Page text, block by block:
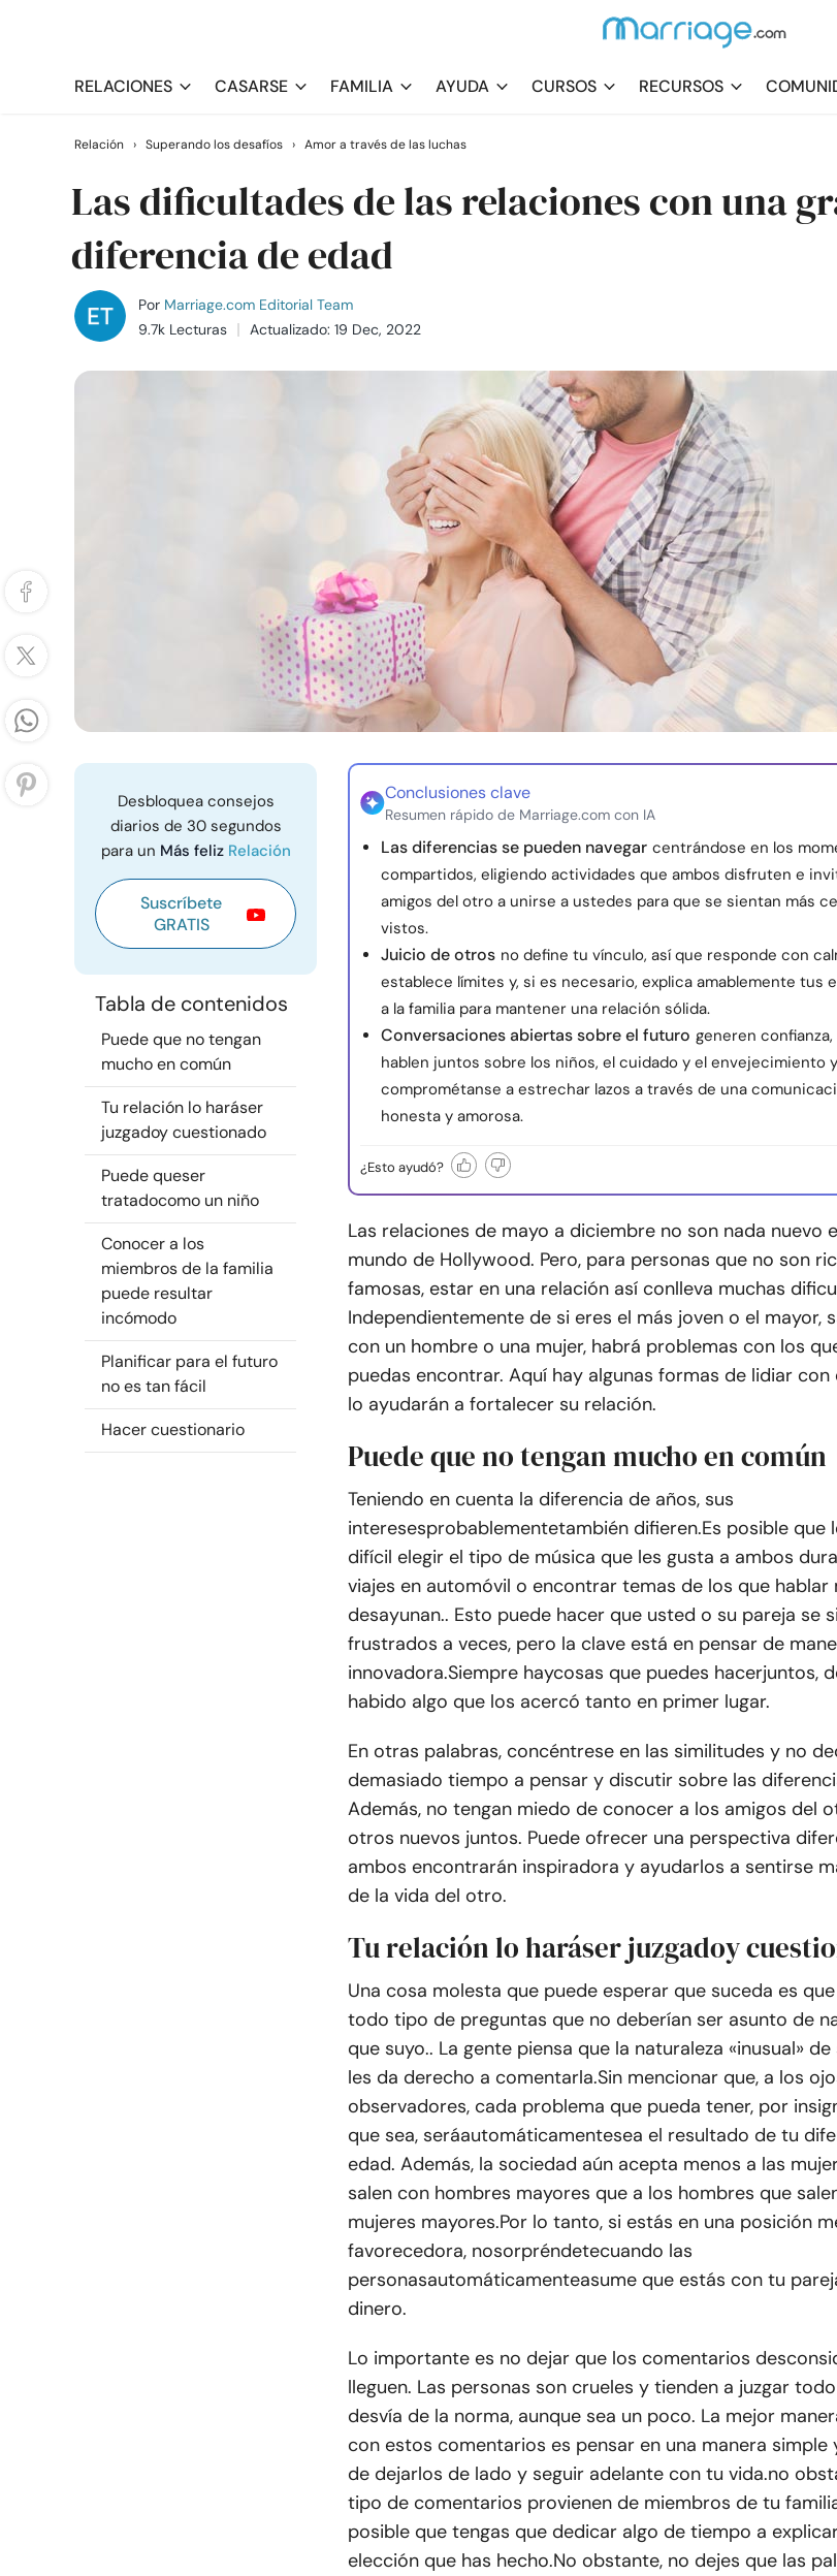
RELACIONES CASARSE FAMILIA AYUDA CURSOS RECURSOS
Relación › Superando los desafíos › Amor a través de las luchas
Las dificultades de las relaciones con una
diferencia de edad
Por Marriage.com Editorial Team
9.7k Lecturas
Actualizado: 19 Dec, 2022
Desbloquea consejos
diarios de 30 segundos
para un Más feliz Relación
Suscríbete
GRATIS
Tabla de contenidos
Puede que no tengan
mucho en común
Tu relación lo haráser
juzgadoy cuestionado
Puede queser
tratadocomo un niño
Conocer a los
miembros de la familia
puede resultar
incómodo
Planificar para el futuro
no es tan fácil
Hacer cuestionario
Conclusiones clave
Resumen rápido de Marriage.com con IA
Las diferencias se pueden navegar centrándose en los
compartidos, eligiendo actividades que ambos disfruten e
amigos del otro a unirse a ustedes para que se sientan más
vistos.
Juicio de otros no define tu vínculo, así que responde con
establece límites y, si es necesario, explica amablemente tus
a la familia para mantener una relación sólida.
Conversaciones abiertas sobre el futuro generen confianza,
hablen juntos sobre los niños, el cuidado y el envejecimiento y
comprométanse a estrechar lazos a través de una
honesta y amorosa.
¿Esto ayudó?
Las relaciones de mayo a diciembre no son nada nuevo
mundo de Hollywood. Pero, para personas que no son
famosas, estar en una relación así conlleva muchas
Independientemente de si eres el más joven o el mayor,
con un hombre o una mujer, habrá problemas con los
puedas encontrar. Aquí hay algunas formas de lidiar con
lo ayudarán a fortalecer su relación.
Puede que no tengan mucho en común
Teniendo en cuenta la diferencia de años, sus
interesesprobablementetambién difieren.Es posible que
difícil elegir el tipo de música que les gusta a ambos
viajes en automóvil o encontrar temas de los que hablar
desayunan.. Esto puede hacer que usted o su pareja se
frustrados a veces, pero la clave está en pensar de
innovadora.Siempre haycosas que puedes hacerjuntos,
habido algo que los acercó tanto en primer lugar.
En otras palabras, concéntrese en las similitudes y no
demasiado tiempo a pensar y discutir sobre las
Además, no tengan miedo de conocer a los amigos del
otros nuevos juntos. Puede ofrecer una perspectiva
ambos encontrarán inspiradora y ayudarlos a sentirse
de la vida del otro.
Tu relación lo haráser juzgadoy
Una cosa molesta que puede esperar que suceda es
todo tipo de preguntas que no deberían ser asunto de
que suyo.. La gente piensa que la naturaleza «inusual»
les da derecho a comentarla.Sin mencionar que, a los
observadores, cada problema que pueda tener, por
que sea, seráautomáticamentesea el resultado de tu
edad. Además, la sociedad aún acepta menos a las
salen con hombres mayores que a los hombres que
mujeres mayores.Por lo tanto, si estás en una posición
favorecedora, nosorpréndetecuando las
personasautomáticamenteasume que estás con tu
dinero.
Lo importante es no dejar que los comentarios
lleguen. Las personas son crueles y tienden a juzgar
desvía de la norma, aunque sea un poco. La mejor
con estos comentarios es pensar en una manera simple
de dejarlos de lado y seguir adelante con tu vida.no
tipo de comentarios provienen de miembros de tu
posible que tengas que dedicar algo de tiempo a
elección que has hecho.No obstante, no dejes que las